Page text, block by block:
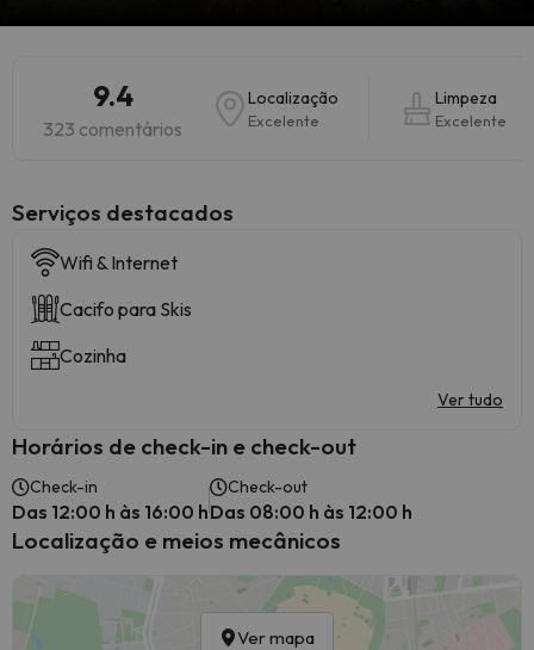
9.4
323 comentários
Localização
Excelente
Limpeza
Excelente
Serviços destacados
Wifi & Internet
Cacifo para Skis
Cozinha
Ver tudo
Horários de check-in e check-out
Check-in
Das 12:00 h às 16:00 h
Check-out
Das 08:00 h às 12:00 h
Localização e meios mecânicos
Ver mapa